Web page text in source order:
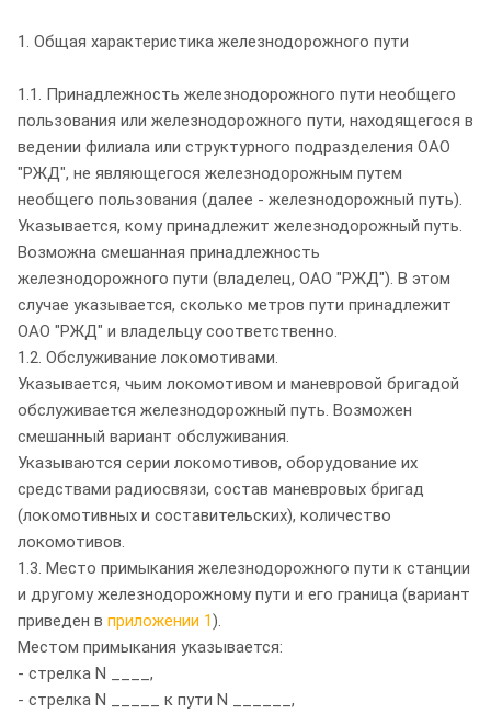
1. Общая характеристика железнодорожного пути
1.1. Принадлежность железнодорожного пути необщего
пользования или железнодорожного пути, находящегося в
ведении филиала или структурного подразделения ОАО
"РЖД", не являющегося железнодорожным путем
необщего пользования (далее - железнодорожный путь).
Указывается, кому принадлежит железнодорожный путь.
Возможна смешанная принадлежность
железнодорожного пути (владелец, ОАО "РЖД"). В этом
случае указывается, сколько метров пути принадлежит
ОАО "РЖД" и владельцу соответственно.
1.2. Обслуживание локомотивами.
Указывается, чьим локомотивом и маневровой бригадой
обслуживается железнодорожный путь. Возможен
смешанный вариант обслуживания.
Указываются серии локомотивов, оборудование их
средствами радиосвязи, состав маневровых бригад
(локомотивных и составительских), количество
локомотивов.
1.3. Место примыкания железнодорожного пути к станции
и другому железнодорожному пути и его граница (вариант
приведен в приложении 1).
Местом примыкания указывается:
- стрелка N ____,
- стрелка N _____ к пути N ______,